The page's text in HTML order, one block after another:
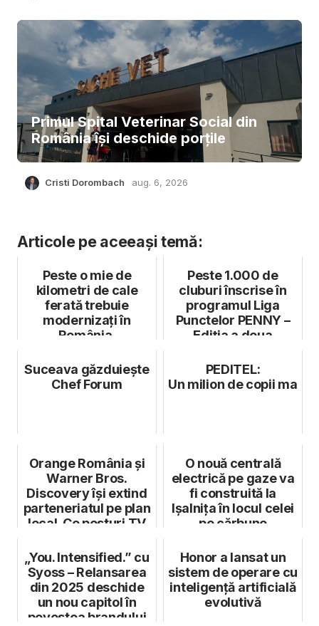
Primul Spital Veterinar Social din
România își deschide porțile
Cristi Dorombach aug. 6, 2026
Articole pe aceeași temă:
Peste o mie de
kilometri de cale
ferată trebuie
modernizați în
România.
Peste 1.000 de
cluburi înscrise în
programul Liga
Punctelor PENNY –
Ediția a doua
Suceava găzduiește
Chef Forum
PEDITEL:
Un milion de copii mai
Orange România și
Warner Bros.
Discovery își extind
parteneriatul pe plan
local. Ce posturi TV
O nouă centrală
electrică pe gaze va
fi construită la
Ișalnița în locul celei
pe cărbune
„You. Intensified.” cu
Syoss – Relansarea
din 2025 deschide
un nou capitol în
povestea brandului
Honor a lansat un
sistem de operare cu
inteligență artificială
evolutivă